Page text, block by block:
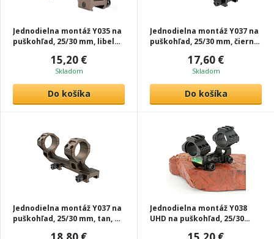
Jednodielna montáž Y035 na
puškohľad, 25/30 mm, libela,
15,20 €
Skladom
Do košíka
Jednodielna montáž Y037 na
puškohľad, 25/30 mm, čierna,
17,60 €
Skladom
Do košíka
Jednodielna montáž Y037 na
puškohľad, 25/30 mm, tan, T-
Jednodielna montáž Y038
UHD na puškohľad, 25/30